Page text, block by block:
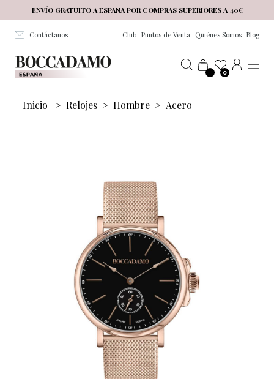
Salta al contenuto principale
ENVÍO GRATUITO A ESPAÑA POR COMPRAS SUPERIORES A 40€
Contáctanos Club Puntos de Venta Quiénes Somos Blog
0
Inicio > Relojes > Hombre > Acero